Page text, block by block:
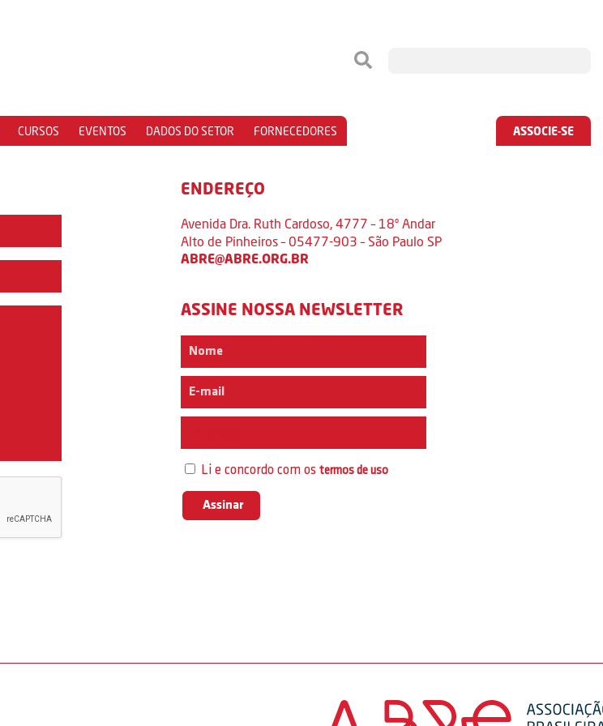
CURSOS EVENTOS DADOS DO SETOR FORNECEDORES ASSOCIE-SE
ENDEREÇO
Avenida Dra. Ruth Cardoso, 4777 – 18º Andar
Alto de Pinheiros – 05477-903 – São Paulo SP
ABRE@ABRE.ORG.BR
ASSINE NOSSA NEWSLETTER
Li e concordo com ostermos de uso